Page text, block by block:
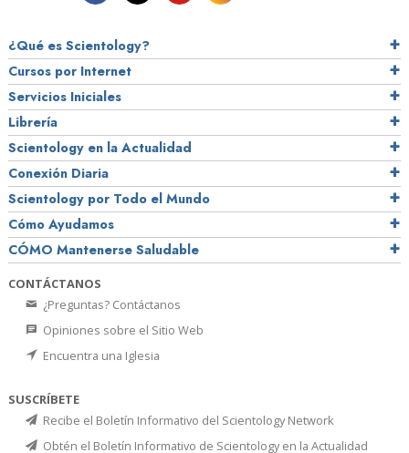
¿Qué es Scientology?
Cursos por Internet
Servicios Iniciales
Librería
Scientology en la Actualidad
Conexión Diaria
Scientology por Todo el Mundo
Cómo Ayudamos
CÓMO Mantenerse Saludable
CONTÁCTANOS
¿Preguntas? Contáctanos
Opiniones sobre el Sitio Web
Encuentra una Iglesia
SUSCRÍBETE
Recibe el Boletín Informativo del Scientology Network
Obtén el Boletín Informativo de Scientology en la Actualidad